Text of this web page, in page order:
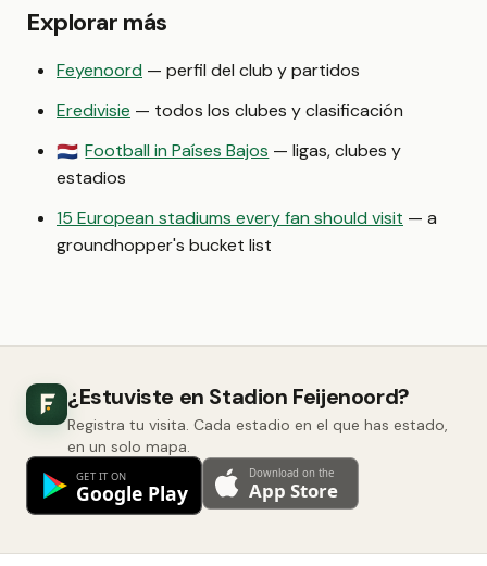
Explorar más
Feyenoord — perfil del club y partidos
Eredivisie — todos los clubes y clasificación
🇳🇱 Football in Países Bajos — ligas, clubes y
estadios
15 European stadiums every fan should visit — a
groundhopper's bucket list
¿Estuviste en Stadion Feijenoord?
Registra tu visita. Cada estadio en el que has estado,
en un solo mapa.